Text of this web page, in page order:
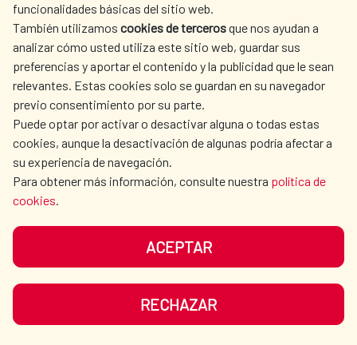
Cooperación Delegada
Water and Sanitation Cooperation
Fund
AECID abroad
Multilateral Cooperation
SEE MORE SITES OF INTEREST
funcionalidades básicas del sitio web.
También utilizamos cookies de tercerosque nos ayudan a
analizar cómo usted utiliza este sitio web, guardar sus
preferencias y aportar el contenido y la publicidad que le sean
relevantes. Estas cookies solo se guardan en su navegador
previo consentimiento por su parte.
Puede optar por activar o desactivar alguna o todas estas
cookies, aunque la desactivación de algunas podría afectar a
su experiencia de navegación.
Para obtener más información, consulte nuestra política de
cookies.
ACEPTAR
RECHAZAR